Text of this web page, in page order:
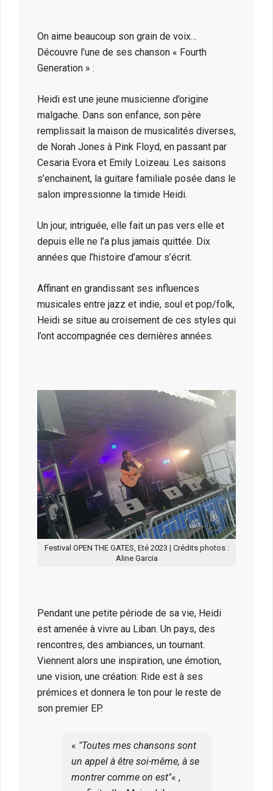
On aime beaucoup son grain de voix…
Découvre l’une de ses chanson « Fourth
Generation » :
Heidi est une jeune musicienne d’origine
malgache. Dans son enfance, son père
remplissait la maison de musicalités diverses,
de Norah Jones à Pink Floyd, en passant par
Cesaria Evora et Emily Loizeau. Les saisons
s’enchainent, la guitare familiale posée dans le
salon impressionne la timide Heidi.
Un jour, intriguée, elle fait un pas vers elle et
depuis elle ne l’a plus jamais quittée. Dix
années que l’histoire d’amour s’écrit.
Affinant en grandissant ses influences
musicales entre jazz et indie, soul et pop/folk,
Heidi se situe au croisement de ces styles qui
l’ont accompagnée ces dernières années.
Festival OPEN THE GATES, Eté 2023 | Crédits photos :
Aline Garcia
Pendant une petite période de sa vie, Heidi
est amenée à vivre au Liban. Un pays, des
rencontres, des ambiances, un tournant.
Viennent alors une inspiration, une émotion,
une vision, une création: Ride est à ses
prémices et donnera le ton pour le reste de
son premier EP.
« Toutes mes chansons sont
un appel à être soi-même, à se
montrer comme on est « ,